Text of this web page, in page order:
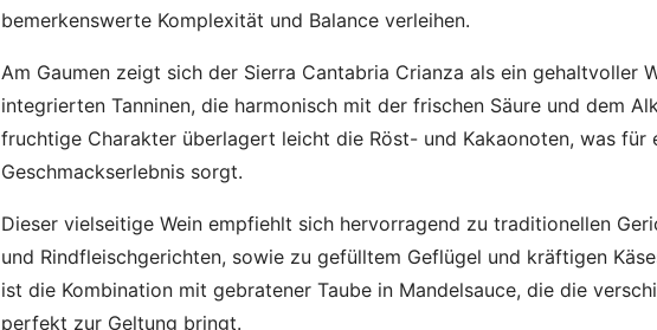
bemerkenswerte Komplexität und Balance verleihen.
Am Gaumen zeigt sich der Sierra Cantabria Crianza als ein gehaltvoller
integrierten Tanninen, die harmonisch mit der frischen Säure und dem
fruchtige Charakter überlagert leicht die Röst- und Kakaonoten, was für
Geschmackserlebnis sorgt.
Dieser vielseitige Wein empfiehlt sich hervorragend zu traditionellen
und Rindfleischgerichten, sowie zu gefülltem Geflügel und kräftigen
ist die Kombination mit gebratener Taube in Mandelsauce, die die
perfekt zur Geltung bringt.